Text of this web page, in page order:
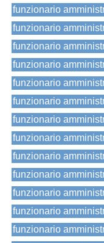
funzionario
funzionario
funzionario
funzionario
funzionario
funzionario
funzionario
funzionario
funzionario
funzionario
funzionario
funzionario
funzionario